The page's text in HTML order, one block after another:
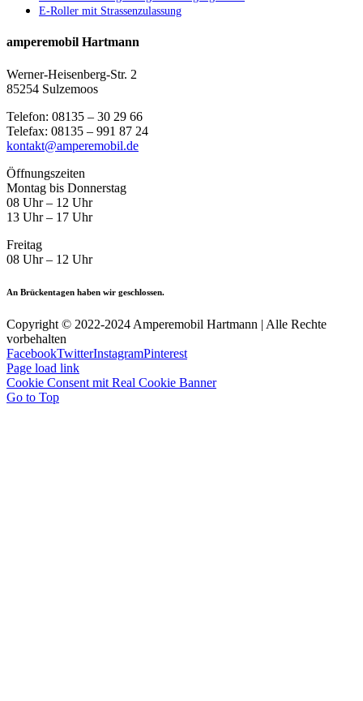
E-Roller mit Strassenzulassung
amperemobil Hartmann
Werner-Heisenberg-Str. 2
85254 Sulzemoos
Telefon: 08135 – 30 29 66
Telefax: 08135 – 991 87 24
kontakt@amperemobil.de
Öffnungszeiten
Montag bis Donnerstag
08 Uhr – 12 Uhr
13 Uhr – 17 Uhr
Freitag
08 Uhr – 12 Uhr
An Brückentagen haben wir geschlossen.
Copyright © 2022-2024 Amperemobil Hartmann | Alle Rechte
vorbehalten
FacebookTwitterInstagramPinterest
Page load link
Cookie Consent mit Real Cookie Banner
Go to Top